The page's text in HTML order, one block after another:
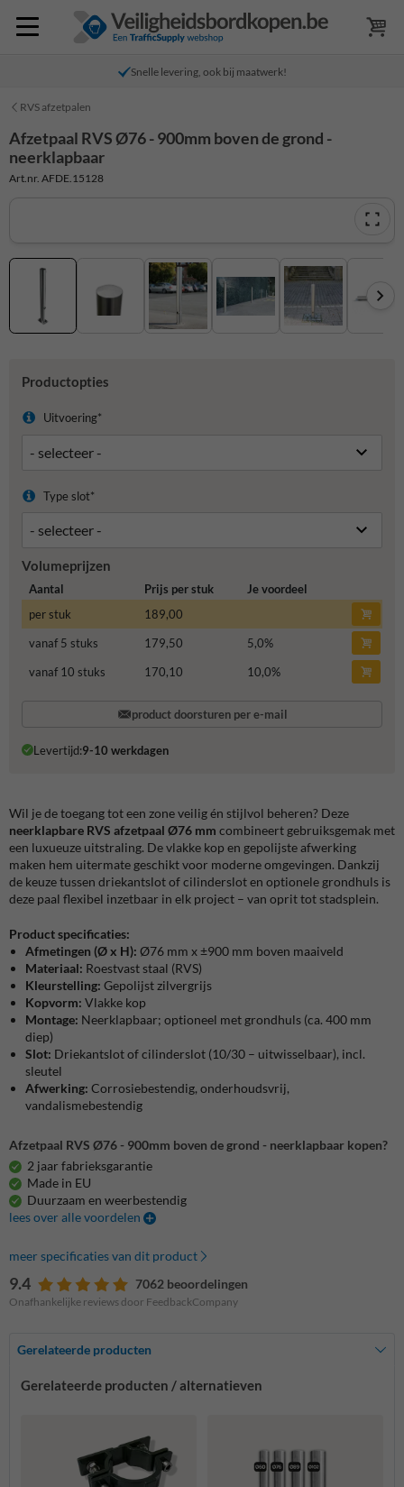
Snelle levering, ook bij maatwerk!
RVS afzetpalen
Afzetpaal RVS Ø76 - 900mm boven de grond -
neerklapbaar
Art.nr. AFDE.15128
Productopties
Uitvoering*
Type slot*
Volumeprijzen
Aantal Prijs per stuk
Je voordeel
per stuk
189,00
vanaf 5 stuks
179,50 5,0%
vanaf 10 stuks
170,10 10,0%
product doorsturen per e-mail
Levertijd:9-10 werkdagen
Wil je de toegang tot een zone veilig én stijlvol beheren? Deze
neerklapbare RVS afzetpaal Ø76 mm combineert gebruiksgemak met
een luxueuze uitstraling. De vlakke kop en gepolijste afwerking
maken hem uitermate geschikt voor moderne omgevingen. Dankzij
de keuze tussen driekantslot of cilinderslot en optionele grondhuls is
deze paal flexibel inzetbaar in elk project – van oprit tot stadsplein.
Product specificaties:
Afmetingen (Ø x H): Ø76 mm x ±900 mm boven maaiveld
Materiaal: Roestvast staal (RVS)
Kleurstelling: Gepolijst zilvergrijs
Kopvorm: Vlakke kop
Montage: Neerklapbaar; optioneel met grondhuls (ca. 400 mm
diep)
Slot: Driekantslot of cilinderslot (10/30 – uitwisselbaar), incl.
sleutel
Afwerking: Corrosiebestendig, onderhoudsvrij,
vandalismebestendig
Afzetpaal RVS Ø76 - 900mm boven de grond - neerklapbaar kopen?
2 jaar fabrieksgarantie
Made in EU
Duurzaam en weerbestendig
lees over alle voordelen
meer specificaties van dit product
9.4 7062 beoordelingen
Onafhankelijke reviews door FeedbackCompany
Gerelateerde producten
Gerelateerde producten / alternatieven